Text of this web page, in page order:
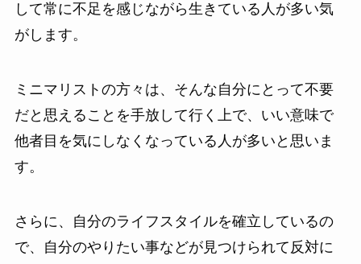
して常に不足を感じながら生きている人が多い気
がします。
ミニマリストの方々は、そんな自分にとって不要
だと思えることを手放して行く上で、いい意味で
他者目を気にしなくなっている人が多いと思いま
す。
さらに、自分のライフスタイルを確立しているの
で、自分のやりたい事などが見つけられて反対に